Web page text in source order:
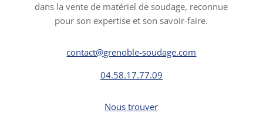
dans la vente de matériel de soudage, reconnue
pour son expertise et son savoir-faire.
contact@grenoble-soudage.com
04.58.17.77.09
Nous trouver